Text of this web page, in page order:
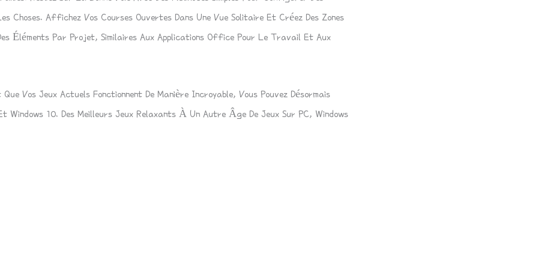
Choses. Affichez Vos Courses Ouvertes Dans Une Vue Solitaire Et Créez Des Zones
Éléments Par Projet, Similaires Aux Applications Office Pour Le Travail Et Aux
Vos Jeux Actuels Fonctionnent De Manière Incroyable, Vous Pouvez Désormais
Windows 10. Des Meilleurs Jeux Relaxants À Un Autre Âge De Jeux Sur PC, Windows